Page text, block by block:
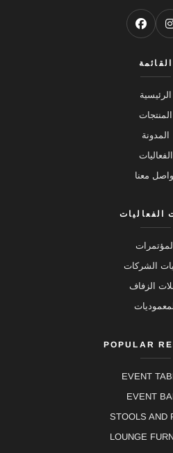
القائمة
الرئيسية
المنتجات
المدونة
الفعاليات
معنا
الفعاليات
المؤتمرات
الشركات
الزفاف
POPULAR
EVENT
EVENT
STOOLS AND
LOUNGE